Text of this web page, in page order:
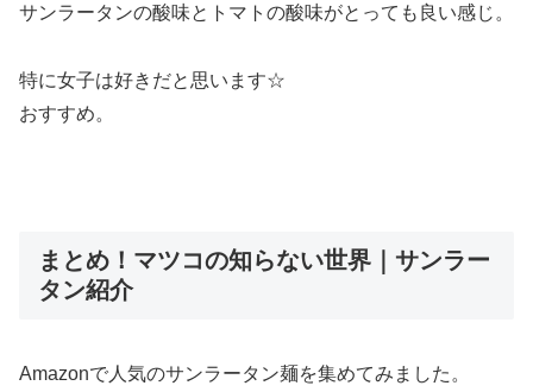
サンラータンの酸味とトマトの酸味がとっても良い感じ。
特に女子は好きだと思います☆
おすすめ。
まとめ！マツコの知らない世界｜サンラー
タン紹介
Amazonで人気のサンラータン麺を集めてみました。